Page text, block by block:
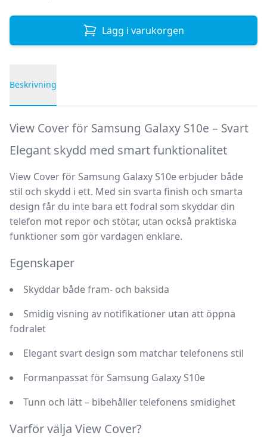
Lägg i varukorgen
Beskrivning
View Cover för Samsung Galaxy S10e – Svart
Elegant skydd med smart funktionalitet
View Coverför Samsung Galaxy S10e erbjuder både
stil och skydd i ett. Med sin svarta finish och smarta
design får du inte bara ett fodral som skyddar din
telefon mot repor och stötar, utan också praktiska
funktioner som gör vardagen enklare.
Egenskaper
Skyddar både fram- och baksida
Smidig visning av notifikationer utan att öppna
fodralet
Elegant svart design som matchar telefonens stil
Formanpassat för Samsung Galaxy S10e
Tunn och lätt – bibehåller telefonens smidighet
Varför välja View Cover?